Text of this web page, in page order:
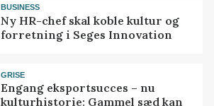
BUSINESS
Ny HR-chef skal koble kultur og
forretning i Seges Innovation
GRISE
Engang eksportsucces – nu
kulturhistorie: Gammel sæd kan